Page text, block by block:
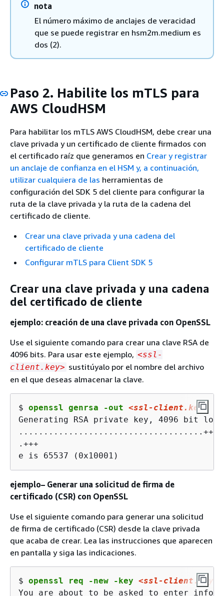
nota
El número máximo de anclajes de veracidad
que se puede registrar en hsm2m.medium es
dos (2).
Paso 2. Habilite los mTLS para
AWS CloudHSM
Para habilitar los mTLS AWS CloudHSM, debe crear una
clave privada y un certificado de cliente firmados con
el certificado raíz que generamos en Crear y registrar
un anclaje de confianza en el HSM y, a continuación,
utilizar cualquiera de las herramientas de
configuración del SDK 5 del cliente para configurar la
ruta de la clave privada y la ruta de la cadena del
certificado de cliente.
Crear una clave privada y una cadena del
certificado de cliente
Configurar mTLS para Client SDK 5
Crear una clave privada y una cadena
del certificado de cliente
ejemplo: creación de una clave privada con OpenSSL
Use el siguiente comando para crear una clave RSA de
4096 bits. Para usar este ejemplo, <ssl-
client.key> sustitúyalo por el nombre del archivo
en el que deseas almacenar la clave.
$ openssl genrsa -out <ssl-client.key>
Generating RSA private key, 4096 bit long
.....................................+++
.+++
e is 65537 (0x10001)
ejemplo– Generar una solicitud de firma de
certificado (CSR) con OpenSSL
Use el siguiente comando para generar una solicitud
de firma de certificado (CSR) desde la clave privada
que acaba de crear. Lea las instrucciones que aparecen
en pantalla y siga las indicaciones.
$ openssl req -new -key <ssl-client.key>
You are about to be asked to enter